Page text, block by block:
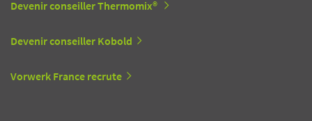
Devenir conseiller Thermomix®
Devenir conseiller Kobold
Vorwerk France recrute